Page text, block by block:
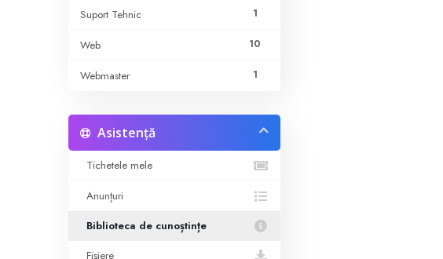
1
Suport Tehnic
10
Web
1
Webmaster
Asistență
Tichetele mele
Anunțuri
Biblioteca de cunoștințe
Fișiere